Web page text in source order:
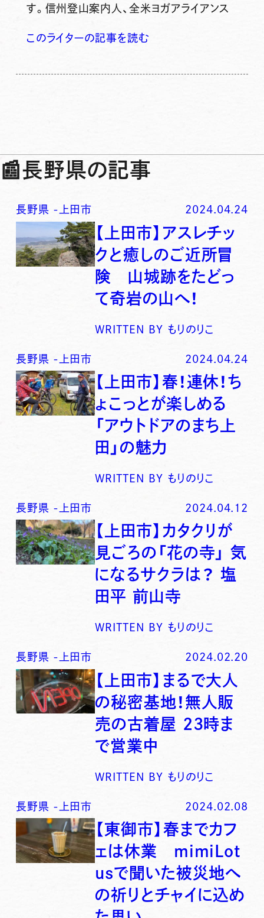
す。信州登山案内人、全米ヨガアライアンス
このライターの記事を読む
📰長野県の記事
長野県 - 上田市 2024.04.24
【上田市】アスレチッ
クと癒しのご近所冒
険 山城跡をたどっ
て奇岩の山へ！
WRITTEN BY もりのりこ
長野県 - 上田市 2024.04.24
【上田市】春！連休！ち
ょこっとが楽しめる
「アウトドアのまち上
田」の魅力
WRITTEN BY もりのりこ
長野県 - 上田市 2024.04.12
【上田市】カタクリが
見ごろの「花の寺」 気
になるサクラは？ 塩
田平 前山寺
WRITTEN BY もりのりこ
長野県 - 上田市 2024.02.20
【上田市】まるで大人
の秘密基地！無人販
売の古着屋 23時ま
で営業中
WRITTEN BY もりのりこ
長野県 - 上田市 2024.02.08
【東御市】春までカフ
ェは休業 mimiLot
usで聞いた被災地へ
の祈りとチャイに込め